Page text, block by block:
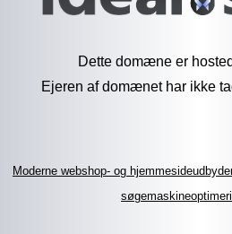
Dette domæne er
Ejeren af domænet har ikke
Moderne webshop- og